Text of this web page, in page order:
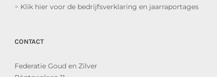
> Klik hier voor de bedrijfsverklaring en jaarraportages
CONTACT
Federatie Goud en Zilver